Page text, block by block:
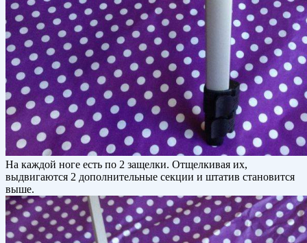
На каждой ноге есть по 2 защелки. Отщелкивая их,
выдвигаются 2 дополнительные секции и штатив становится
выше.